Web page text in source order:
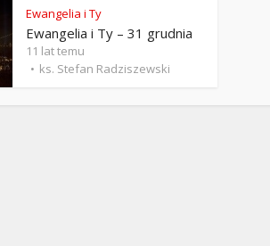
Ewangelia i Ty
Ewangelia i Ty – 31 grudnia
11 lat temu
ks. Stefan Radziszewski